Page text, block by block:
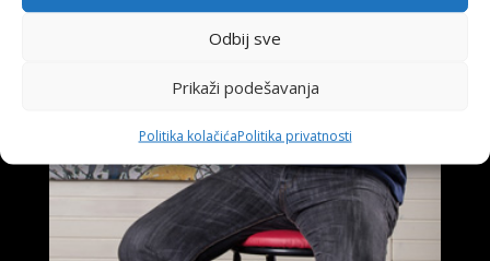
Odbij sve
Prikaži podešavanja
Politika kolačićaPolitika privatnosti